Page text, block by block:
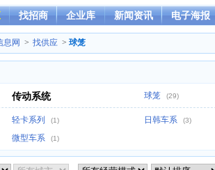
找招商 企业库 新闻资讯 电子海报
息网 > 找供应 > 球笼
传动系统 球笼 (29)
轻卡系列 (1) 日韩车系 (3)
微型车系 (1)